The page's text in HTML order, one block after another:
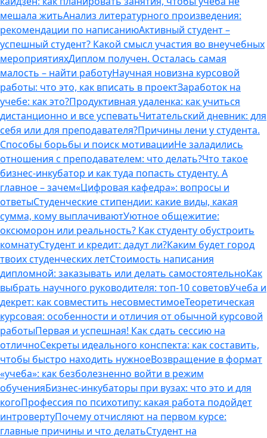
мешала житьАнализ литературного произведения:
рекомендации по написаниюАктивный студент –
успешный студент? Какой смысл участия во внеучебных
мероприятияхДиплом получен. Осталась самая
малость – найти работуНаучная новизна курсовой
работы: что это, как вписать в проектЗаработок на
учебе: как это?Продуктивная удаленка: как учиться
дистанционно и все успеватьЧитательский дневник: для
себя или для преподавателя?Причины лени у студента.
Способы борьбы и поиск мотивацииНе заладились
отношения с преподавателем: что делать?Что такое
бизнес-инкубатор и как туда попасть студенту. А
главное – зачем«Цифровая кафедра»: вопросы и
ответыСтуденческие стипендии: какие виды, какая
сумма, кому выплачиваютУютное общежитие:
оксюморон или реальность? Как студенту обустроить
комнатуСтудент и кредит: дадут ли?Каким будет город
твоих студенческих летСтоимость написания
дипломной: заказывать или делать самостоятельноКак
выбрать научного руководителя: топ-10 советовУчеба и
декрет: как совместить несовместимоеТеоретическая
курсовая: особенности и отличия от обычной курсовой
работыПервая и успешная! Как сдать сессию на
отличноСекреты идеального конспекта: как составить,
чтобы быстро находить нужноеВозвращение в формат
«учеба»: как безболезненно войти в режим
обученияБизнес-инкубаторы при вузах: что это и для
когоПрофессия по психотипу: какая работа подойдет
интровертуПочему отчисляют на первом курсе:
главные причины и что делатьСтудент на